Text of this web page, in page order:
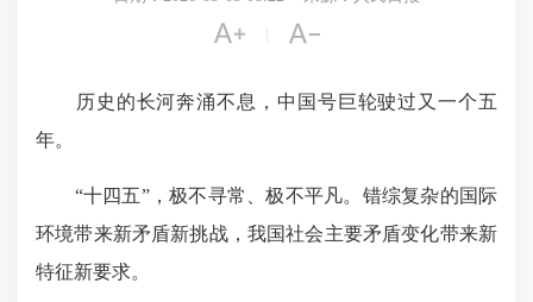
 
历史的长河奔涌不息，中国号巨轮驶过又一个五
年。
“十四五”，极不寻常、极不平凡。错综复杂的国际
环境带来新矛盾新挑战，我国社会主要矛盾变化带来新
特征新要求。